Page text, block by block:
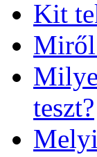
Kit
Miről
teszt?